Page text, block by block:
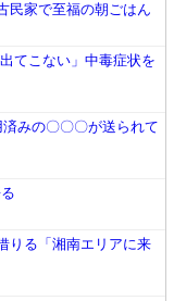
民家で至福の朝ごはん
てこない」中毒症状を
みの〇〇〇が送られて
りる「湘南エリアに来